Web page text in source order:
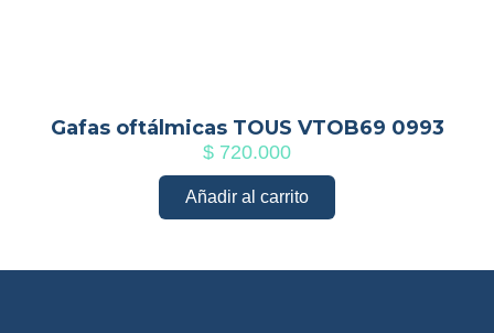
Gafas oftálmicas TOUS VTOB69 0993
$ 720.000
Añadir al carrito